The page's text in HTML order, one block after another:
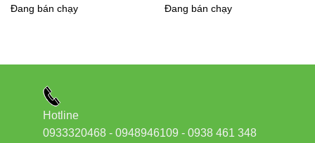
Đèn led Skyled
Kết luận
Đèn led nhà xưởng VinaLed V1HBP-300 300W
pháp chiếu sáng công nghiệp chuyên nghiệp, cung cấp
Đang bán chạy
Đang bán chạy
Hotline
0933320468 - 0948946109 - 0938 461 348